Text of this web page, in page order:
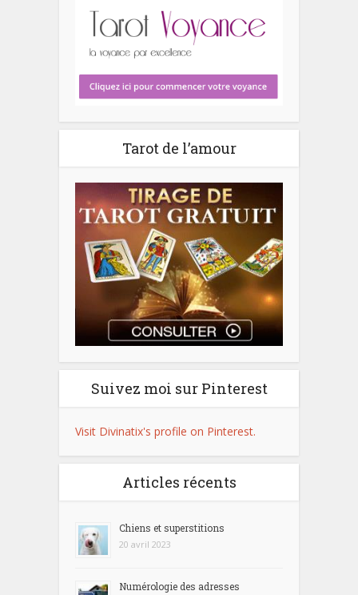
Tarot de l’amour
Suivez moi sur Pinterest
Visit Divinatix's profile on Pinterest.
Articles récents
Chiens et superstitions
20 avril 2023
Numérologie des adresses